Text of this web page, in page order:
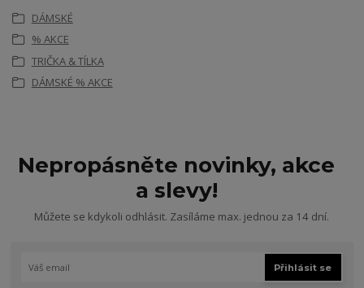
DÁMSKÉ
% AKCE
TRIČKA & TÍLKA
DÁMSKÉ % AKCE
Nepropásněte novinky, akce
a slevy!
Můžete se kdykoli odhlásit. Zasíláme max. jednou za 14 dní.
Přihlásit se